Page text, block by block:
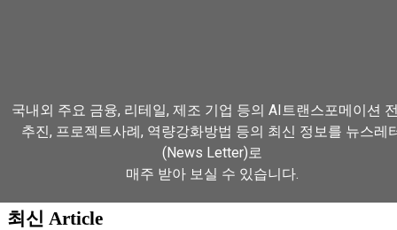
국내외 주요 금융, 리테일, 제조 기업 등의 AI트랜스포메이션
추진, 프로젝트사례, 역량강화방법 등의 최신 정보를 뉴스레
(News Letter)로
매주 받아 보실 수 있습니다.
최신 Article